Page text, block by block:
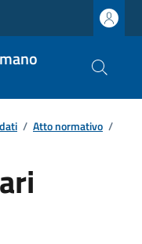
/ Atto normativo /